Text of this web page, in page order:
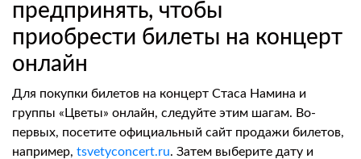
предпринять, чтобы
приобрести билеты на концерт
онлайн
Для покупки билетов на концерт Стаса Намина и
группы «Цветы» онлайн, следуйте этим шагам. Во-
первых, посетите официальный сайт продажи билетов,
например, tsvetyconcert.ru. Затем выберите дату и